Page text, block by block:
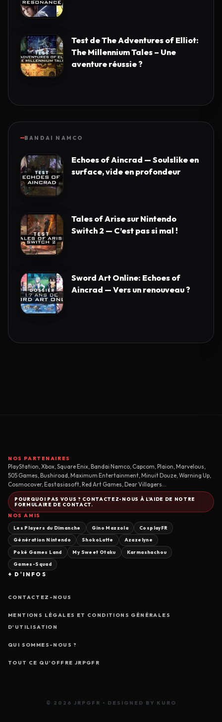
Test de The Adventures of Elliot:
The Millennium Tales – Une
aventure réussie ?
BANDAI NAMCO
Echoes of Aincrad — Soulslike en
surface, vide en profondeur
Tales of Arise sur Nintendo
Switch 2 — C’est pas si mal !
Sword Art Online: Echoes of
Aincrad — Vers un renouveau ?
NOS PARTENAIRES
PlayStation, Xbox, Square Enix, Bandai Namco, Capcom, Plaion, Marvelous,
505 Games, Bushiroad, Maximum Entertainment, Minuit Douze, Warning Up,
Cosmocover, Eastasiasoft, Red Art Games, Dear Villagers...
POURQUOI PAS VOUS ? CONTACTEZ-NOUS À L'AIDE DE NOTRE
FORMULAIRE DE CONTACT.
NOS AMIS
Les Players du Dimanche Gino Mazzola CosplayFR
Génération Nintendo ShokoLatte Azazelyne
Poké Games Land My Sweet Otaku Karmashachou
Games-Squad
+ D'INFOS
CONTACTEZ-NOUS
MENTIONS LÉGALES ET CONDITIONS GÉNÉRALES
D'UTILISATION
QUI SOMMES-NOUS ?
TOUT CE QU'OFFRE JRPGFR
© 2026 JRPGFR • DESIGNED BY KURO